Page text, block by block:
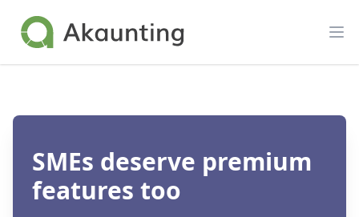
Akaunting
SMEs deserve premium
features too